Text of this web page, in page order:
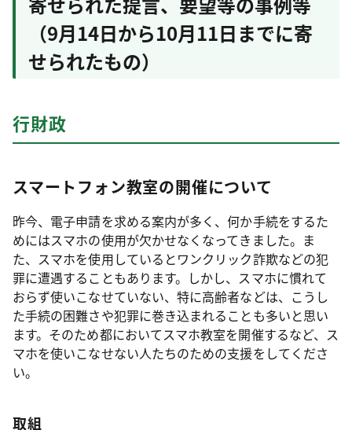
（9月14日から10月11日までに寄
せられたもの）
行財政
スマートフォン教室の開催について
昨今、電子申請を求める案内が多く、何か手続をするた
めにはスマホの使用が欠かせなくなってきました。ま
た、スマホを使用しているとワンクリック詐欺などの犯
罪に遭遇することもあります。しかし、スマホに慣れて
おらず使いこなせていない、特に高齢者などは、こうし
た手続の困難さや犯罪に巻き込まれることも多いと思い
ます。そのため都においてスマホ教室を開催するなど、ス
マホを使いこなせない人たちのための支援をしてくださ
い。
取組